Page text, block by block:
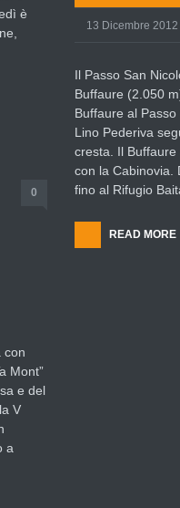
è
0
con
Mont”
e del
V
a
13 Dicembre 2012
Il Passo San
Buffaure (2.050
Buffaure al
Lino Pederiva
cresta. Il
con la Cabinovia.
fino al Rifugio
READ MORE